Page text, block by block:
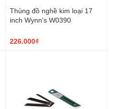
Thùng đồ nghề kim loại 17
inch Wynn's W0390
226.000₫